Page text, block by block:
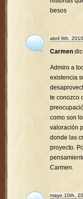
besos
abril 9th,
Carmen
Admiro a
existencia
te conozco
como son
valoración
donde las
proyecto.
Carmen.
mayo 10th,